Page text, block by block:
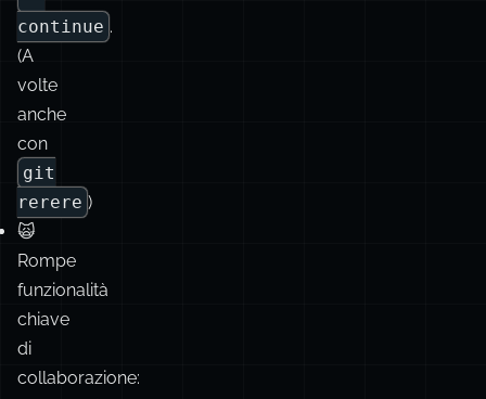
infinito
di
conflitti
e
—-
continue
(A
volte
anche
con
git
rerere
🙀